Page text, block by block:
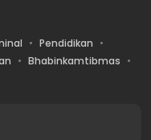
Pendidikan
Bhabinkamtibmas